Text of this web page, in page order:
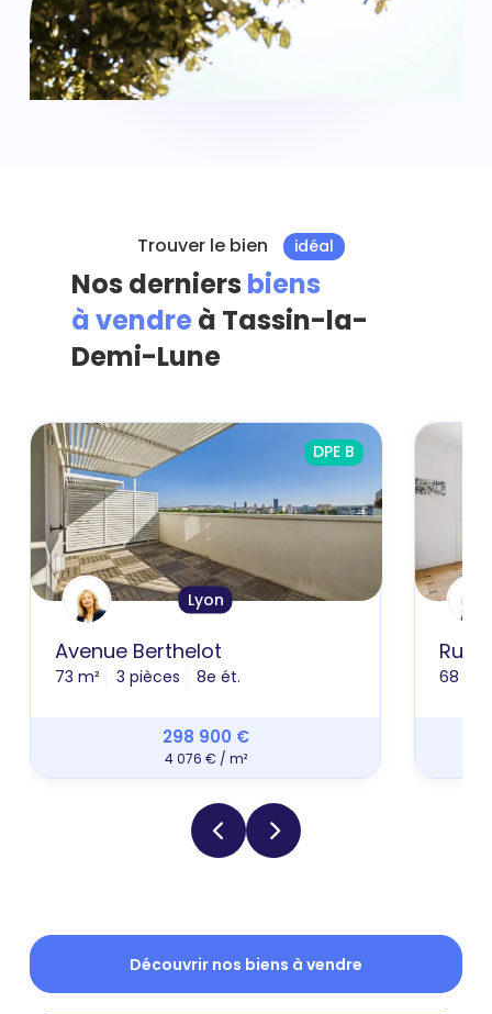
Trouver le bien idéal
Nos derniers biens
à vendre à Tassin-la-
Demi-Lune
DPE B
Lyon
Avenue Berthelot
73 m² 3 pièces 8e ét.
298 900 €
4 076 € / m²
Rue
68 m²
Découvrir nos biens à vendre